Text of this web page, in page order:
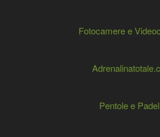
Fotocamere e
Pentole e